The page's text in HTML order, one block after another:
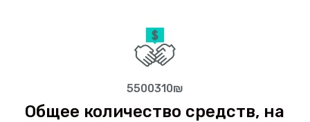
5500310₪
Общее количество средств, на